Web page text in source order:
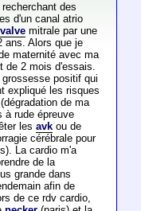
des
d'un canal atrio
valvemitrale par une
ans. Alors que je
maternité avec ma
de 2 mois d'essais.
positif qui
expliqué les risques
de ma
à rude épreuve
les avkou de
cérébrale pour
La cardio m'a
de la
grande dans
afin de
de ce rdv cardio,